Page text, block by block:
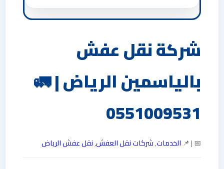
شركة نقل عفش
بالياسمين الرياض | 🚛
0551009531
📅 | 📌 الخدمات,شركات نقل العفش,نقل عفش الرياض